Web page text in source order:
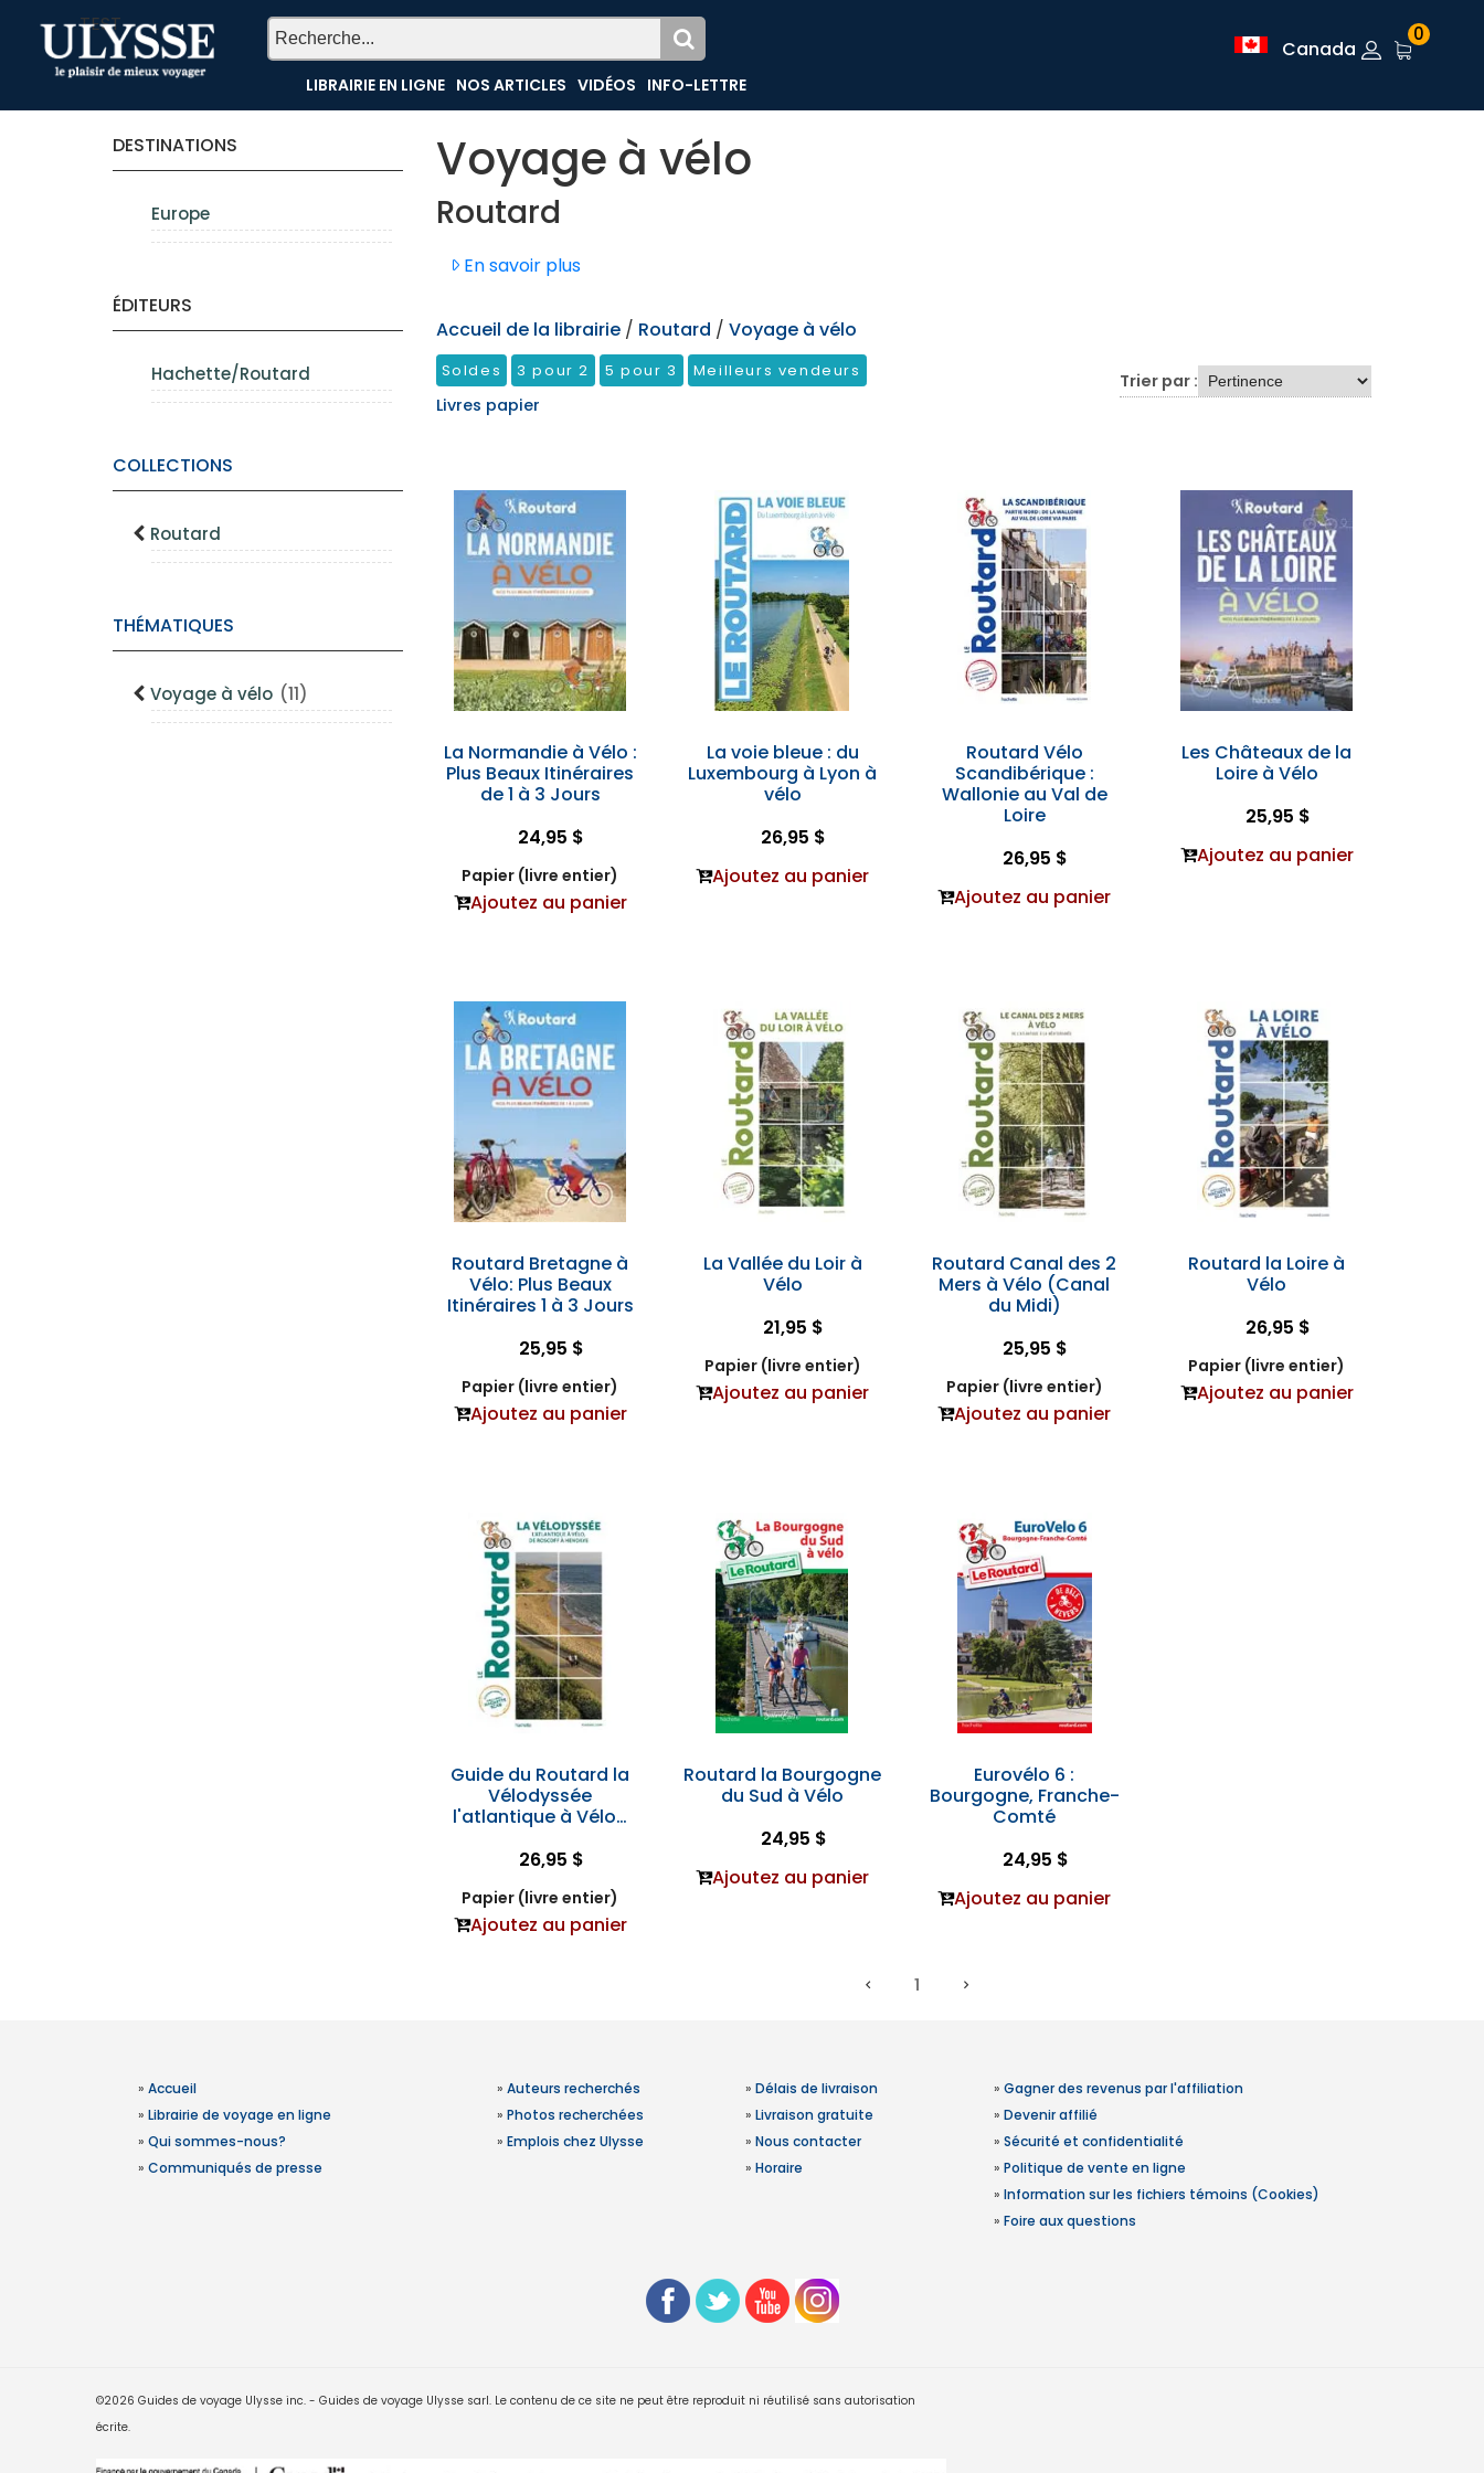
TEST
LIBRAIRIE EN LIGNE NOS ARTICLES VIDÉOS INFO-LETTRE
Canada
0
DESTINATIONS
Europe
ÉDITEURS
Hachette/Routard
COLLECTIONS
Routard
THÉMATIQUES
Voyage à vélo (11)
Voyage à vélo
Routard
En savoir plus
Accueil de la librairie / Routard / Voyage à vélo
Soldes 3 pour 2 5 pour 3 Meilleurs vendeurs
Livres papier
Trier par :
La Normandie à Vélo :
Plus Beaux Itinéraires
de 1 à 3 Jours
24,95 $
Papier (livre entier)
Ajoutez au panier
La voie bleue : du
Luxembourg à Lyon à
vélo
26,95 $
Ajoutez au panier
Routard Vélo
Scandibérique :
Wallonie au Val de
Loire
26,95 $
Ajoutez au panier
Les Châteaux de la
Loire à Vélo
25,95 $
Ajoutez au panier
Routard Bretagne à
Vélo: Plus Beaux
Itinéraires 1 à 3 Jours
25,95 $
Papier (livre entier)
Ajoutez au panier
La Vallée du Loir à
Vélo
21,95 $
Papier (livre entier)
Ajoutez au panier
Routard Canal des 2
Mers à Vélo (Canal
du Midi)
25,95 $
Papier (livre entier)
Ajoutez au panier
Routard la Loire à
Vélo
26,95 $
Papier (livre entier)
Ajoutez au panier
Guide du Routard la
Vélodyssée
l'atlantique à Vélo…
26,95 $
Papier (livre entier)
Ajoutez au panier
Routard la Bourgogne
du Sud à Vélo
24,95 $
Ajoutez au panier
Eurovélo 6 :
Bourgogne, Franche-
Comté
24,95 $
Ajoutez au panier
1
» Accueil
» Librairie de voyage en ligne
» Qui sommes-nous?
» Communiqués de presse
» Auteurs recherchés
» Photos recherchées
» Emplois chez Ulysse
» Délais de livraison
» Livraison gratuite
» Nous contacter
» Horaire
» Gagner des revenus par l'affiliation
» Devenir affilié
» Sécurité et confidentialité
» Politique de vente en ligne
» Information sur les fichiers témoins (Cookies)
» Foire aux questions
©2026 Guides de voyage Ulysse inc. - Guides de voyage Ulysse sarl. Le contenu de ce site ne peut être reproduit ni réutilisé sans autorisation
écrite.